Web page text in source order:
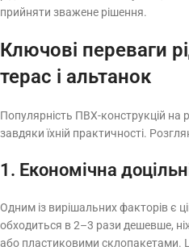
прийняти зважене рішення.
Ключові переваги
терас і альтанок
Популярність ПВХ-конструкцій на
завдяки їхній практичності.
1. Економічна
Одним із вирішальних факторів є
обходиться в 2–3 рази дешевше,
або пластиковими склопакетами.